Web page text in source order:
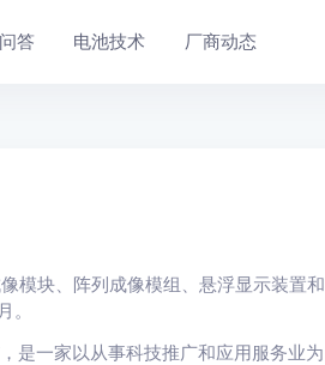
答 电池技术 厂商动态
模块、阵列成像模组、悬浮显示装置和
是一家以从事科技推广和应用服务业为